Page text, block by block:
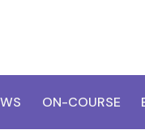
ON-COURSE